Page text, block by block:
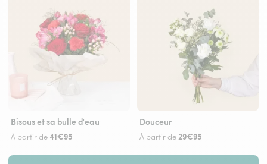
Bisous et sa bulle d'eau
À partir de41€95
Douceur
À partir de 29€95